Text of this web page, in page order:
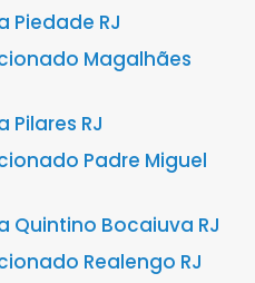
Piedade RJ
Magalhães
RJ
Padre Miguel
Quintino Bocaiuva RJ
Realengo RJ